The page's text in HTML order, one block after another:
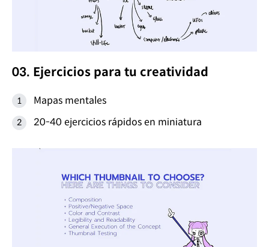
03. Ejercicios para tu creatividad
Mapas mentales
20-40 ejercicios rápidos en miniatura